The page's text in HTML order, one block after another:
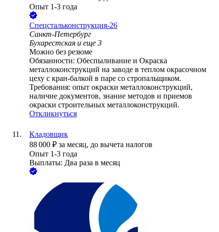
Опыт 1-3 года
Спецстальконструкция-26
Санкт-Петербург
Бухарестская и еще 3
Можно без резюме
Обязанности: Обеспыливание и Окраска
металлоконструкций на заводе в теплом окрасочном
цеху с кран-балкой в паре со стропальщиком.
Требования: опыт окраски металлоконструкций,
наличие документов, знание методов и приемов
окраски строительных металлоконструкций.
Откликнуться
Кладовщик
88 000 ₽ за месяц, до вычета налогов
Опыт 1-3 года
Выплаты: Два раза в месяц